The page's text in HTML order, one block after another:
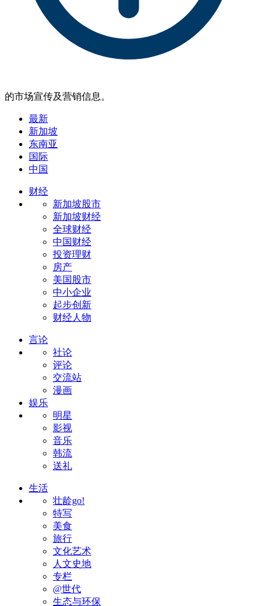
的市场宣传及营销信息。
最新
新加坡
东南亚
国际
中国
财经
新加坡股市
新加坡财经
全球财经
中国财经
投资理财
房产
美国股市
中小企业
起步创新
财经人物
言论
社论
评论
交流站
漫画
娱乐
明星
影视
音乐
韩流
送礼
生活
壮龄go!
特写
美食
旅行
文化艺术
人文史地
专栏
@世代
生态与环保